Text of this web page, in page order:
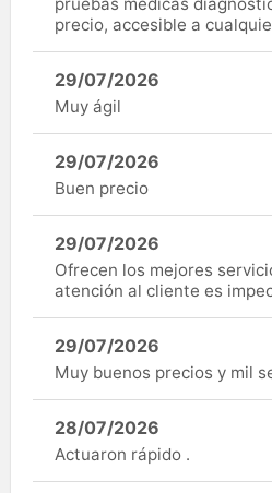
precio, accesible a
29/07/2026
Muy ágil
29/07/2026
Buen precio
29/07/2026
Ofrecen los mejores
atención al cliente es
29/07/2026
Muy buenos precios y mil
28/07/2026
Actuaron rápido .